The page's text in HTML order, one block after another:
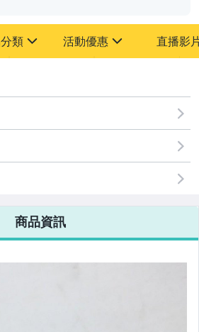
-
類 活動優惠
元【粉絲轉享】
直播影
商品資訊